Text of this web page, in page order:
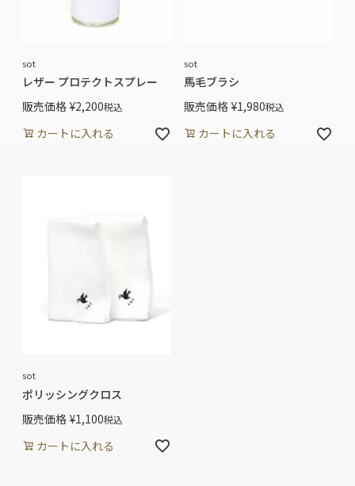
sot
レザー プロテクトスプレー
販売価格 ¥2,200税込
カートに入れる
sot
馬毛ブラシ
販売価格 ¥1,980税込
カートに入れる
sot
ポリッシングクロス
販売価格 ¥1,100税込
カートに入れる